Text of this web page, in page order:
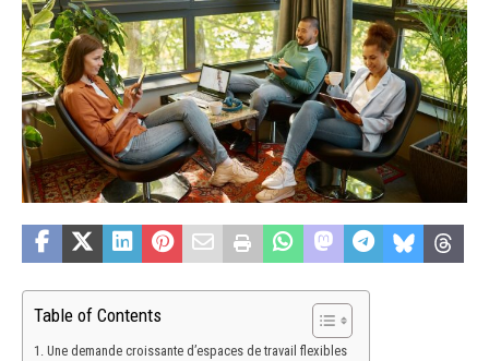
Table of Contents
Une demande croissante d’espaces de travail flexibles